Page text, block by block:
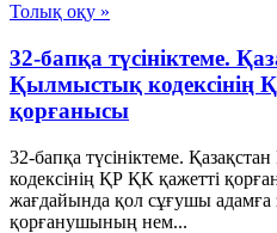
Толық оқу »
32-бапқа түсініктеме.
Қылмыстық кодексінің
қорғанысы
32-бапқа түсініктеме.
кодексінің ҚР ҚК қажетті
жағдайында қол сұғушы адамға
қорғанушының нем...